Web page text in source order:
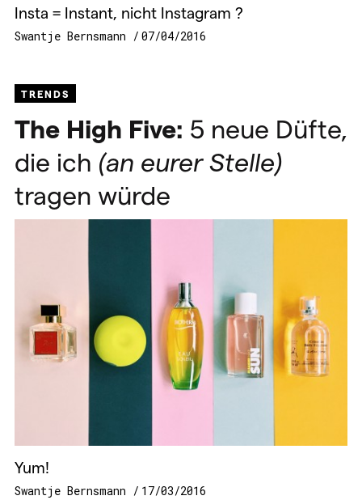
Insta = Instant, nicht Instagram ?
Swantje Bernsmann 07/04/2016
TRENDS
The High Five: 5 neue Düfte,
die ich (an eurer Stelle)
tragen würde
Yum!
Swantje Bernsmann 17/03/2016